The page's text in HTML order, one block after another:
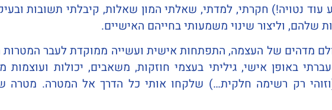
עוד נטויה!) חקרתי, למדתי, שאלתי המון שאלות, קיבלתי תשובות
שלהם, וליצור שינוי משמעותי בחייהם האישיים.
עולם מדהים של העצמה, התפתחות אישית ועשייה ממוקדת לעבר
באופן אישי, גיליתי בעצמי חוזקות, משאבים, יכולות ועוצמות
רק רשימה חלקית…) שלקחו אותי כל הדרך אל המטרה. מטרה